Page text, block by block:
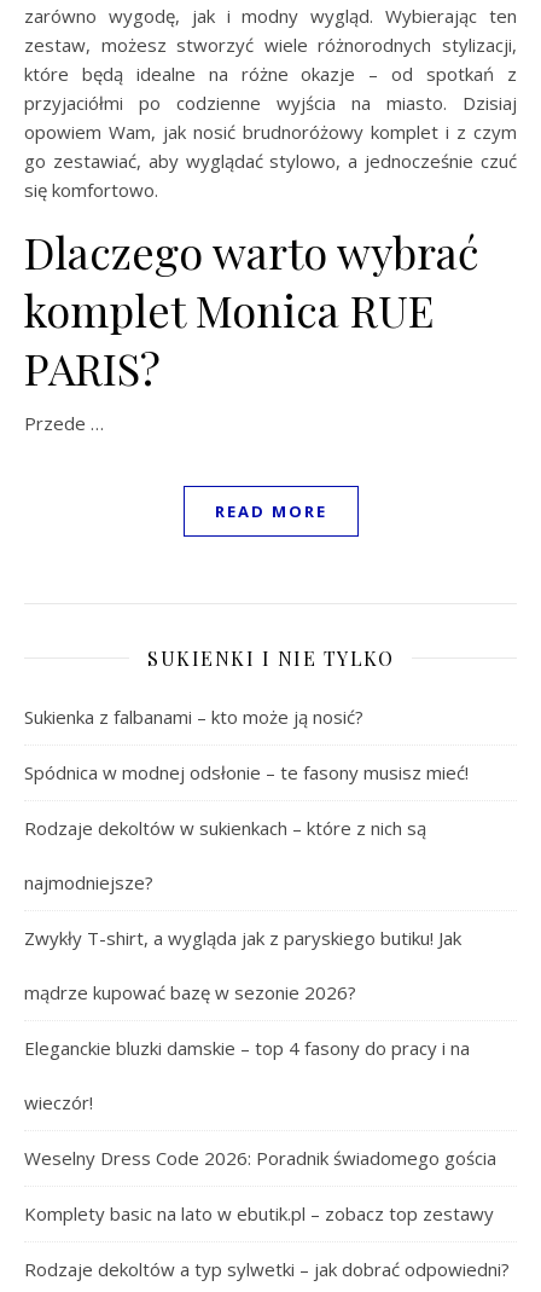
zarówno wygodę, jak i modny wygląd. Wybierając ten
zestaw, możesz stworzyć wiele różnorodnych stylizacji,
które będą idealne na różne okazje – od spotkań z
przyjaciółmi po codzienne wyjścia na miasto. Dzisiaj
opowiem Wam, jak nosić brudnoróżowy komplet i z czym
go zestawiać, aby wyglądać stylowo, a jednocześnie czuć
się komfortowo.
Dlaczego warto wybrać
komplet Monica RUE
PARIS?
Przede …
READ MORE
SUKIENKI I NIE TYLKO
Sukienka z falbanami – kto może ją nosić?
Spódnica w modnej odsłonie – te fasony musisz mieć!
Rodzaje dekoltów w sukienkach – które z nich są
najmodniejsze?
Zwykły T-shirt, a wygląda jak z paryskiego butiku! Jak
mądrze kupować bazę w sezonie 2026?
Eleganckie bluzki damskie – top 4 fasony do pracy i na
wieczór!
Weselny Dress Code 2026: Poradnik świadomego gościa
Komplety basic na lato w ebutik.pl – zobacz top zestawy
Rodzaje dekoltów a typ sylwetki – jak dobrać odpowiedni?